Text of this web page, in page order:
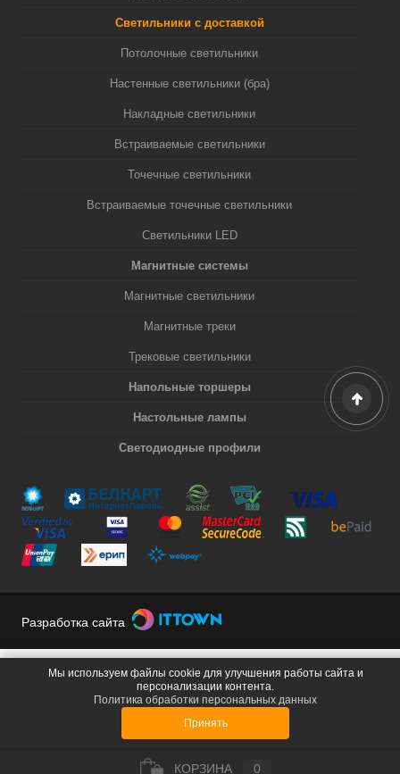
Светильники с доставкой
Потолочные светильники
Настенные светильники (бра)
Накладные светильники
Встраиваемые светильники
Точечные светильники
Встраиваемые точечные светильники
Светильники LED
Магнитные системы
Магнитные светильники
Магнитные треки
Трековые светильники
Напольные торшеры
Настольные лампы
Светодиодные профили
Разработка сайта
КОРЗИНА 0
Мы используем файлы cookie для улучшения работы сайта и
персонализации контента.
Политика обработки персональных данных
Принять